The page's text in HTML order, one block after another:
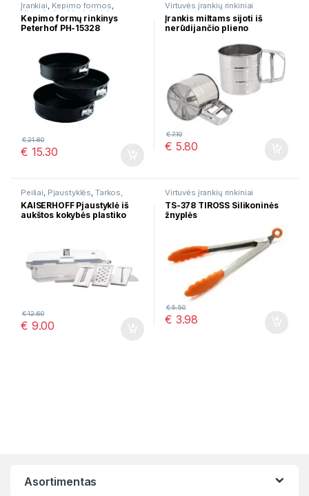
Įrankiai, Kepimo formos,
Virtuvės įrankių rinkiniai
Kepimo formų rinkinys
Peterhof PH-15328
€ 15.30
€21.80
Virtuvės įrankių rinkiniai
Įrankis miltams sijoti iš
nerūdijančio plieno
€ 5.80
€7.10
Peiliai, Pjaustyklės, Tarkos,
Trintuvės , Virtuvės įrankių
rinkiniai
KAISERHOFF Pjaustyklė iš
aukštos kokybės plastiko
€ 9.00
€12.60
Virtuvės įrankių rinkiniai
TS-378 TIROSS Silikoninės
žnyplės
€ 3.98
€5.50
Asortimentas